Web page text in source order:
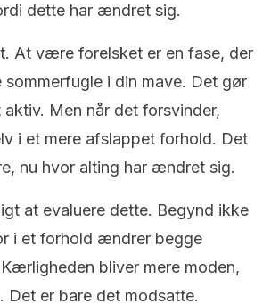
dette har ændret sig.
At være forelsket er en fase, der
i din mave. Det gør
Men når det forsvinder,
i et mere afslappet forhold. Det
nu hvor alting har ændret sig.
at evaluere dette. Begynd ikke
i et forhold ændrer begge
bliver mere moden,
Det er bare det modsatte.